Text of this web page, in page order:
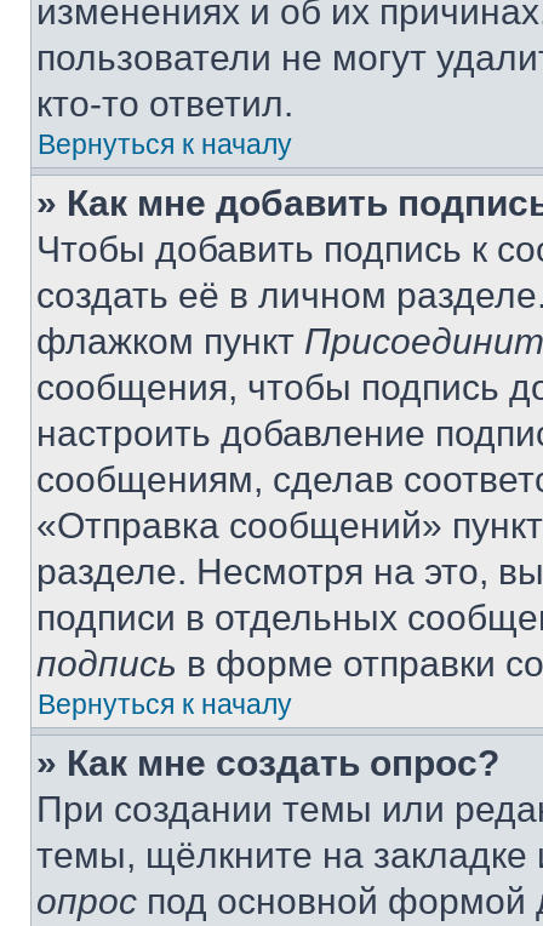
изменениях и об их
пользователи не могут
кто-то ответил.
Вернуться к началу
» Как мне добавить
Чтобы добавить подпись к
создать её в личном
флажком пункт
сообщения, чтобы подпись
настроить добавление
сообщениям, сделав
«Отправка сообщений»
разделе. Несмотря на это,
подписи в отдельных
подпись в форме отправки
Вернуться к началу
» Как мне создать опрос?
При создании темы или
темы, щёлкните на
опрос под основной формой